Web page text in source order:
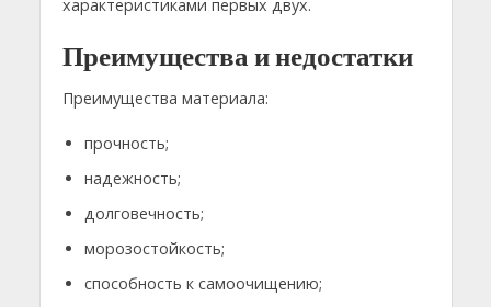
характеристиками первых двух.
Преимущества и недостатки
Преимущества материала:
прочность;
надежность;
долговечность;
морозостойкость;
способность к самоочищению;